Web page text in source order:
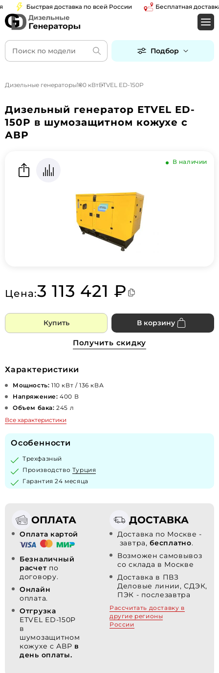
Быстрая доставка по всей России Бесплатная доставка
Подбор
Дизельные генераторы100 кВтETVEL ED-150P
Дизельный генератор ETVEL ED-
150P в шумозащитном кожухе с
АВР
В наличии
Цена:3 113 421 ₽
Купить В корзину
Получить скидку
Характеристики
Мощность: 110 кВт / 136 кВА
Напряжение: 400 В
Объем бака: 245 л
Все характеристики
Особенности
Трехфазный
Производство Турция
Гарантия 24 месяца
ОПЛАТА
Оплата картой
Безналичный
расчет по
договору.
Онлайн
оплата.
Отгрузка
ETVEL ED-150P
в
шумозащитном
кожухе с АВР в
день оплаты.
ДОСТАВКА
Доставка по Москве -
завтра,бесплатно.
Возможен самовывоз
со склада в Москве
Доставка в ПВЗ
Деловые линии, СДЭК,
ПЭК - послезавтра
Рассчитать доставку в
другие регионы
России